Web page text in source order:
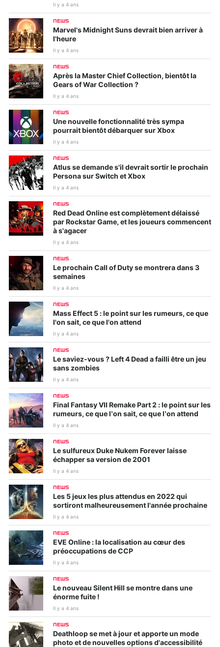
Il y a 4 ans
NEWS
Marvel's Midnight Suns devrait bien arriver à
l'heure
Il y a 4 ans
NEWS
Après la Master Chief Collection, bientôt la
Gears of War Collection ?
Il y a 4 ans
NEWS
Une nouvelle fonctionnalité très sympa
pourrait bientôt débarquer sur Xbox
Il y a 4 ans
NEWS
Atlus se demande s'il devrait sortir le prochain
Persona sur Switch et Xbox
Il y a 4 ans
NEWS
Red Dead Online est complètement délaissé
par Rockstar Game, et les joueurs commencent
à s'agacer
Il y a 4 ans
NEWS
Le prochain Call of Duty se montrera dans 3
semaines
Il y a 4 ans
NEWS
Mass Effect 5 : le point sur les rumeurs, ce que
l'on sait, ce que l'on attend
Il y a 4 ans
NEWS
Le saviez-vous ? Left 4 Dead a failli être un jeu
sans zombies
Il y a 4 ans
NEWS
Final Fantasy VII Remake Part 2 : le point sur les
rumeurs, ce que l’on sait, ce que l’on attend
Il y a 4 ans
NEWS
Le sulfureux Duke Nukem Forever laisse
échapper sa version de 2001
Il y a 4 ans
NEWS
Les 5 jeux les plus attendus en 2022 qui
sortiront malheureusement l'année prochaine
Il y a 4 ans
NEWS
EVE Online : la localisation au cœur des
préoccupations de CCP
Il y a 4 ans
NEWS
Le nouveau Silent Hill se montre dans une
énorme fuite !
Il y a 4 ans
NEWS
Deathloop se met à jour et apporte un mode
photo et de nouvelles options d'accessibilité